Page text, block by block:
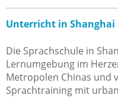
Unterricht in Shanghai
Die Sprachschule in
Lernumgebung im
Metropolen Chinas und
Sprachtraining mit